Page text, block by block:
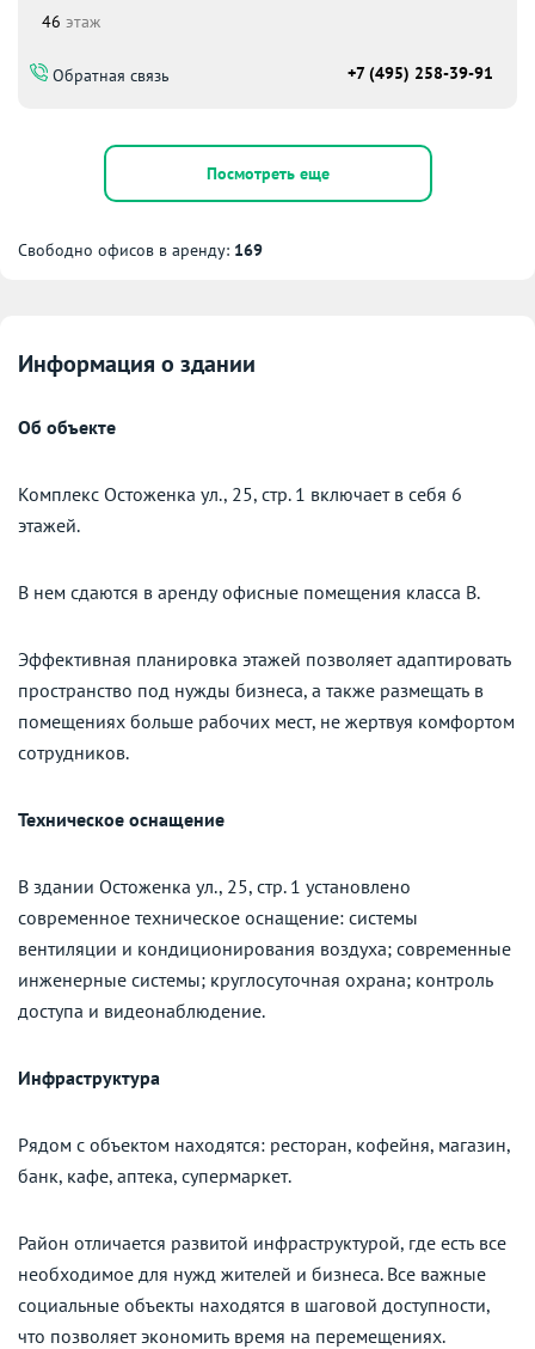
46 этаж
Обратная связь +7 (495) 258-39-91
Посмотреть еще
Свободно офисов в аренду: 169
Информация о здании
Об объекте
Комплекс Остоженка ул., 25, стр. 1 включает в себя 6
этажей.
В нем сдаются в аренду офисные помещения класса B.
Эффективная планировка этажей позволяет адаптировать
пространство под нужды бизнеса, а также размещать в
помещениях больше рабочих мест, не жертвуя комфортом
сотрудников.
Техническое оснащение
В здании Остоженка ул., 25, стр. 1 установлено
современное техническое оснащение: системы
вентиляции и кондиционирования воздуха; современные
инженерные системы; круглосуточная охрана; контроль
доступа и видеонаблюдение.
Инфраструктура
Рядом с объектом находятся: ресторан, кофейня, магазин,
банк, кафе, аптека, супермаркет.
Район отличается развитой инфраструктурой, где есть все
необходимое для нужд жителей и бизнеса. Все важные
социальные объекты находятся в шаговой доступности,
что позволяет экономить время на перемещениях.